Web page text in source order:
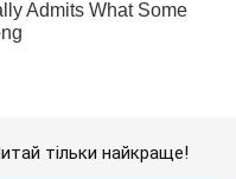
тільки найкраще!